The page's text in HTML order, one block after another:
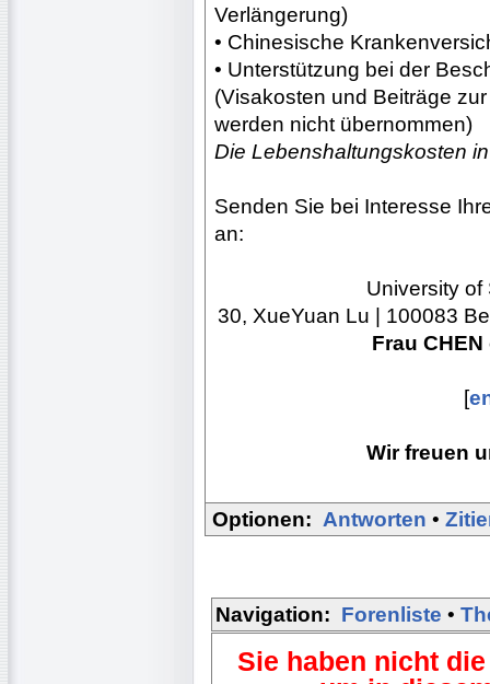
Verlängerung)
• Chinesische
• Unterstützung bei der
(Visakosten und Beiträge
werden nicht übernommen)
Die Lebenshaltungskosten
Senden Sie bei Interesse
an:
University
30, XueYuan Lu | 100083
Frau CHEN
[
Wir freuen
Optionen: Antworten •
Navigation: Forenliste •
Sie haben nicht